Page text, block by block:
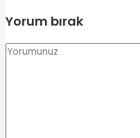
Yorum bırak